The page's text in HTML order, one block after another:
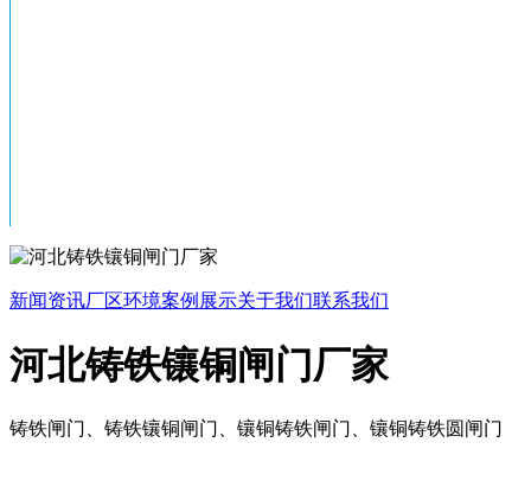
新闻资讯厂区环境案例展示关于我们联系我们
河北铸铁镶铜闸门厂家
铸铁闸门、铸铁镶铜闸门、镶铜铸铁闸门、镶铜铸铁圆闸门